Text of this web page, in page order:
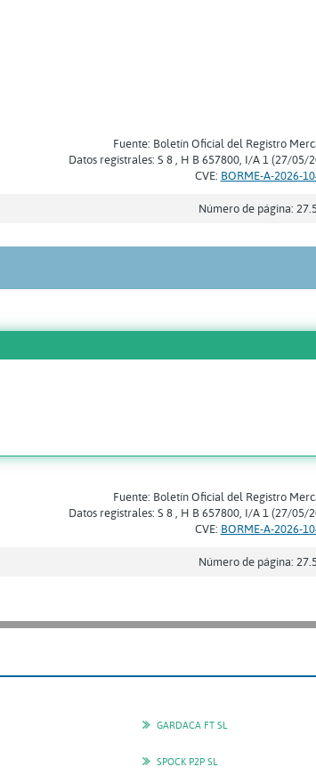
Fuente: Boletín Oficial del Registro
Datos registrales: S 8 , H B 657800, I/A 1 (27/05/
CVE: BORME-A-2026-
Número de página:
Fuente: Boletín Oficial del Registro
Datos registrales: S 8 , H B 657800, I/A 1 (27/05/
CVE: BORME-A-2026-
Número de página:
GARDACA FT SL
SPOCK P2P SL